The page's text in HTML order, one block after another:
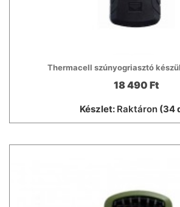
Thermacell szúnyogriasztó
18 490 Ft
Készlet: Raktáron (34